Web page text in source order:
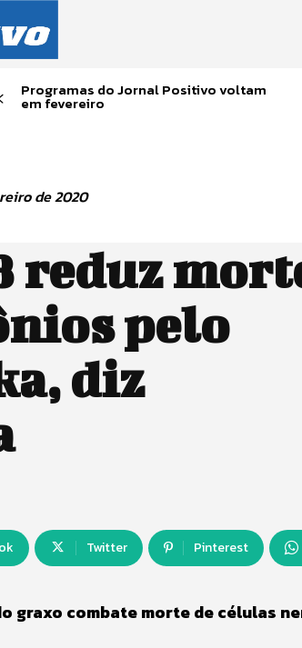
Programas do Jornal Positivo voltam
em fevereiro
de 2020
reduz
pelo
diz
Twitter Pinterest
graxo combate morte de células